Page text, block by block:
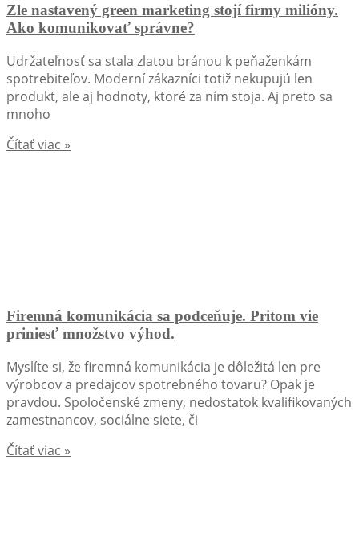
Zle nastavený green marketing stojí firmy milióny.
Ako komunikovať správne?
Udržateľnosť sa stala zlatou bránou k peňaženkám
spotrebiteľov. Moderní zákazníci totiž nekupujú len
produkt, ale aj hodnoty, ktoré za ním stoja. Aj preto sa
mnoho
Čítať viac »
Firemná komunikácia sa podceňuje. Pritom vie
priniesť množstvo výhod.
Myslíte si, že firemná komunikácia je dôležitá len pre
výrobcov a predajcov spotrebného tovaru? Opak je
pravdou. Spoločenské zmeny, nedostatok kvalifikovaných
zamestnancov, sociálne siete, či
Čítať viac »